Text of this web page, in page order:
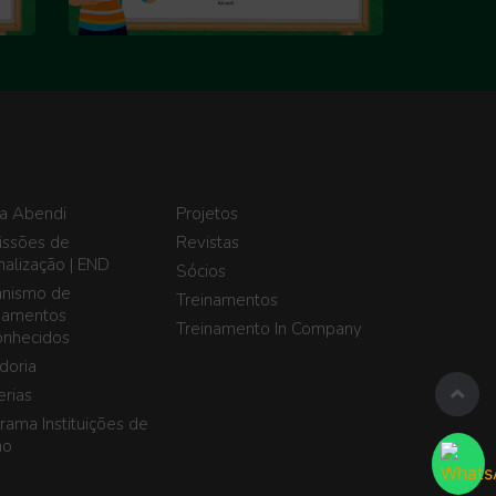
Abendi
de
| END
de
Instituições de
Projetos
Revistas
Sócios
Treinamentos
Treinamento In Company